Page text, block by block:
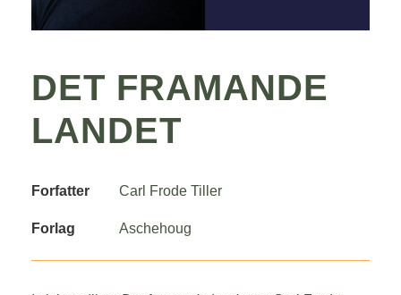
DET FRAMANDE
LANDET
Forfatter Carl Frode Tiller
Forlag Aschehoug